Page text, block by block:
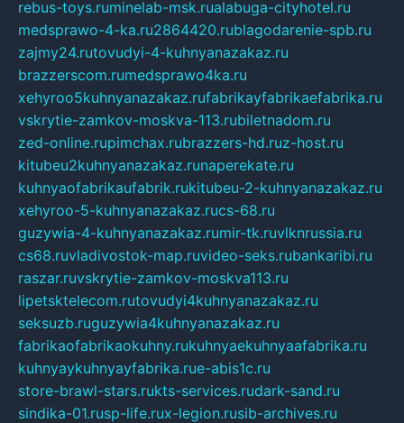
rebus-toys.ruminelab-msk.rualabuga-cityhotel.ru
medsprawo-4-ka.ru2864420.rublagodarenie-spb.ru
zajmy24.rutovudyi-4-kuhnyanazakaz.ru
brazzerscom.rumedsprawo4ka.ru
xehyroo5kuhnyanazakaz.rufabrikayfabrikaefabrika.ru
vskrytie-zamkov-moskva-113.rubiletnadom.ru
zed-online.rupimchax.rubrazzers-hd.ruz-host.ru
kitubeu2kuhnyanazakaz.runaperekate.ru
kuhnyaofabrikaufabrik.rukitubeu-2-kuhnyanazakaz.ru
xehyroo-5-kuhnyanazakaz.rucs-68.ru
guzywia-4-kuhnyanazakaz.rumir-tk.ruvlknrussia.ru
cs68.ruvladivostok-map.ruvideo-seks.rubankaribi.ru
raszar.ruvskrytie-zamkov-moskva113.ru
lipetsktelecom.rutovudyi4kuhnyanazakaz.ru
seksuzb.ruguzywia4kuhnyanazakaz.ru
fabrikaofabrikaokuhny.rukuhnyaekuhnyaafabrika.ru
kuhnyaykuhnyayfabrika.rue-abis1c.ru
store-brawl-stars.rukts-services.rudark-sand.ru
sindika-01.rusp-life.rux-legion.rusib-archives.ru